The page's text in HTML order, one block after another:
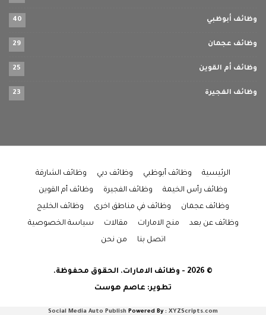
وظائف أبوظبي 40
وظائف عجمان 29
وظائف أم القوين 25
وظائف الفجيرة 23
الرئيسية وظائف أبوظبي وظائف دبي
وظائف الشارقة
وظائف رأس الخيمة
وظائف الفجيرة
وظائف أم القوين
وظائف عجمان
وظائف في مناطق اخرى
وظائف الخليج
وظائف عن بعد
منح الامارات مقالات
سياسة الخصوصية
اتصل بنا
من نحن
© 2026 - وظائف الامارات. الحقوق محفوظة.
تطوير: عاصم هوست
Social Media Auto Publish Powered By : XYZScripts.com